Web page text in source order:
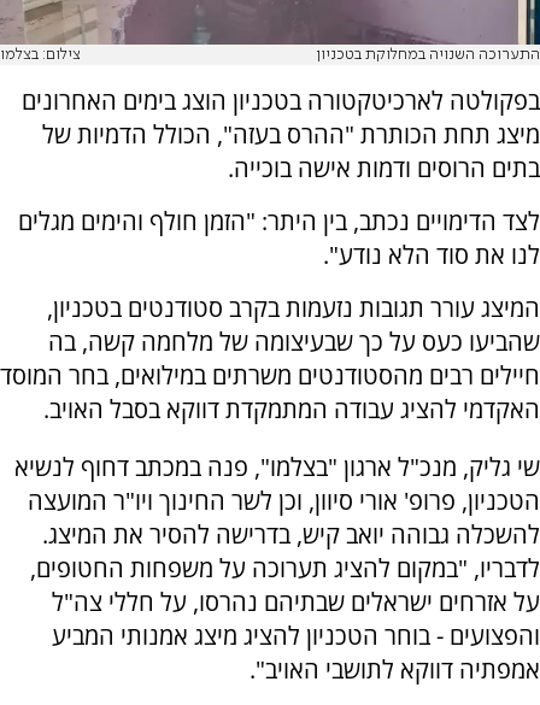
התערוכה השנויה במחלוקת בטכניון צילום: בצלמו
בפקולטה לארכיטקטורה בטכניון הוצג בימים האחרונים
מיצג תחת הכותרת "ההרס בעזה", הכולל הדמיות של
בתים הרוסים ודמות אישה בוכייה.
לצד הדימויים נכתב, בין היתר: "הזמן חולף והימים מגלים
לנו את סוד הלא נודע".
המיצג עורר תגובות נזעמות בקרב סטודנטים בטכניון,
שהביעו כעס על כך שבעיצומה של מלחמה קשה, בה
חיילים רבים מהסטודנטים משרתים במילואים, בחר המוסד
האקדמי להציג עבודה המתמקדת דווקא בסבל האויב.
שי גליק, מנכ"ל ארגון "בצלמו", פנה במכתב דחוף לנשיא
הטכניון, פרופ' אורי סיוון, וכן לשר החינוך ויו"ר המועצה
להשכלה גבוהה יואב קיש, בדרישה להסיר את המיצג.
לדבריו, "במקום להציג תערוכה על משפחות החטופים,
על אזרחים ישראלים שבתיהם נהרסו, על חללי צה"ל
והפצועים - בוחר הטכניון להציג מיצג אמנותי המביע
אמפתיה דווקא לתושבי האויב".